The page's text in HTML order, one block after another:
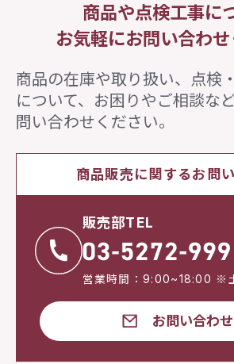
商品や点検工事に
お気軽にお問い合わ
商品の在庫や取り扱い、点検
について、 お困りやご相談な
問い合わせください。
商品販売に関するお問
販売部TEL
営業時間：9:00~18:00 ※
お問い合わせ